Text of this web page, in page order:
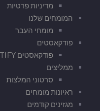
מדיניות פרטיות
המומחים שלנו
מומחי העבר
פודקאסטים
פודקאסטים SPOTIFY
ממליצים
סרטוני המלצות
ראיונות מומחים
מגזינים קודמים